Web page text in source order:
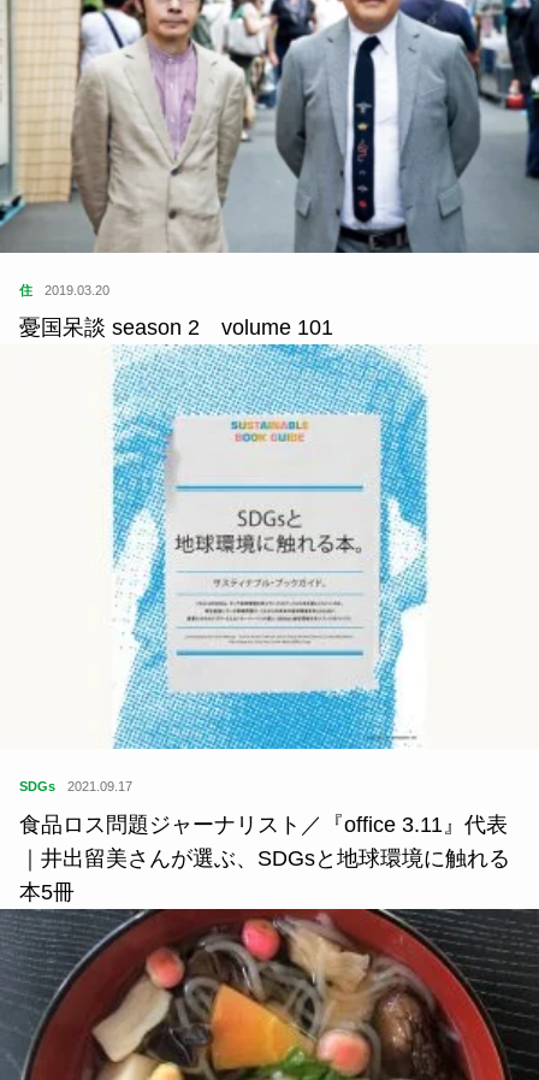
住 2019.03.20
憂国呆談 season 2 volume 101
SDGs 2021.09.17
食品ロス問題ジャーナリスト／『office 3.11』代表
｜井出留美さんが選ぶ、SDGsと地球環境に触れる
本5冊